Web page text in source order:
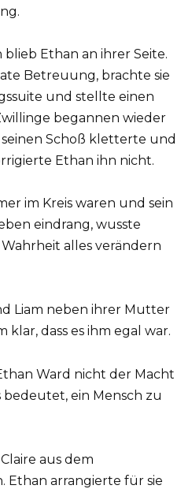
Ethan an ihrer Seite.
Betreuung, brachte sie
und stellte einen
begannen wieder
seinen Schoß kletterte und
Ethan ihn nicht.
im Kreis waren und sein
eindrang, wusste
Wahrheit alles verändern
Liam neben ihrer Mutter
klar, dass es ihm egal war.
Ward nicht der Macht
bedeutet, ein Mensch zu
aus dem
Ethan arrangierte für sie